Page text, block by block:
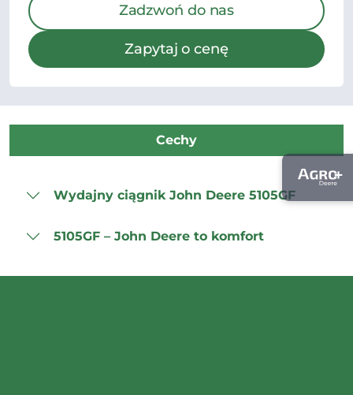
Zadzwoń do nas
Zapytaj o cenę
Cechy
Wydajny ciągnik John Deere 5105GF
5105GF – John Deere to komfort